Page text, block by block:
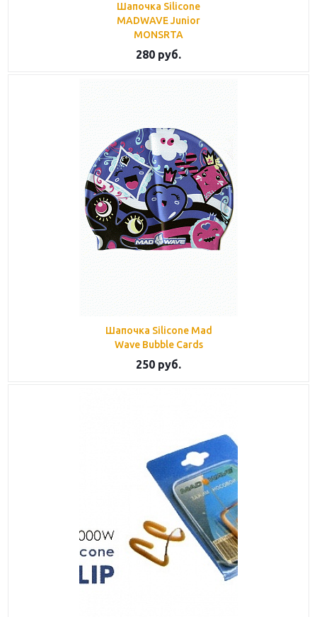
Шапочка Silicone
MADWAVE Junior
MONSRTA
280 руб.
Шапочка Silicone Mad
Wave Bubble Cards
250 руб.